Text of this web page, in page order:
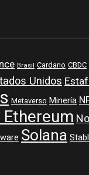
Brasil Cardano CBDC
Unidos
Metaverso Minería
Solana